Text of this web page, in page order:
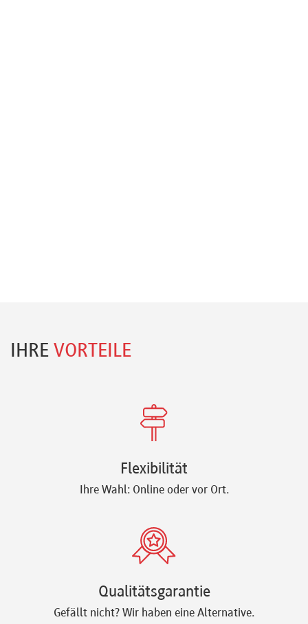
IHRE VORTEILE
Flexibilität
Ihre Wahl: Online oder vor Ort.
Qualitätsgarantie
Gefällt nicht? Wir haben eine Alternative.